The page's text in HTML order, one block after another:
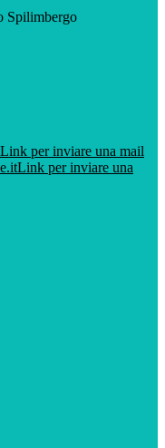
Spilimbergo
Link per inviare una mail
Link per inviare una